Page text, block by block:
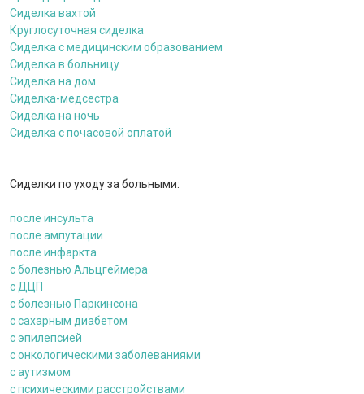
Сиделка вахтой
Круглосуточная сиделка
Сиделка с медицинским образованием
Сиделка в больницу
Сиделка на дом
Сиделка-медсестра
Сиделка на ночь
Сиделка с почасовой оплатой
Сиделки по уходу за больными:
после инсульта
после ампутации
после инфаркта
c болезнью Альцгеймера
с ДЦП
c болезнью Паркинсона
с сахарным диабетом
с эпилепсией
с онкологическими заболеваниями
c аутизмом
с психическими расстройствами